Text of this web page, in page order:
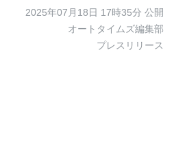
2025年07月18日 17時35分 公開
オートタイムズ編集部
プレスリリース